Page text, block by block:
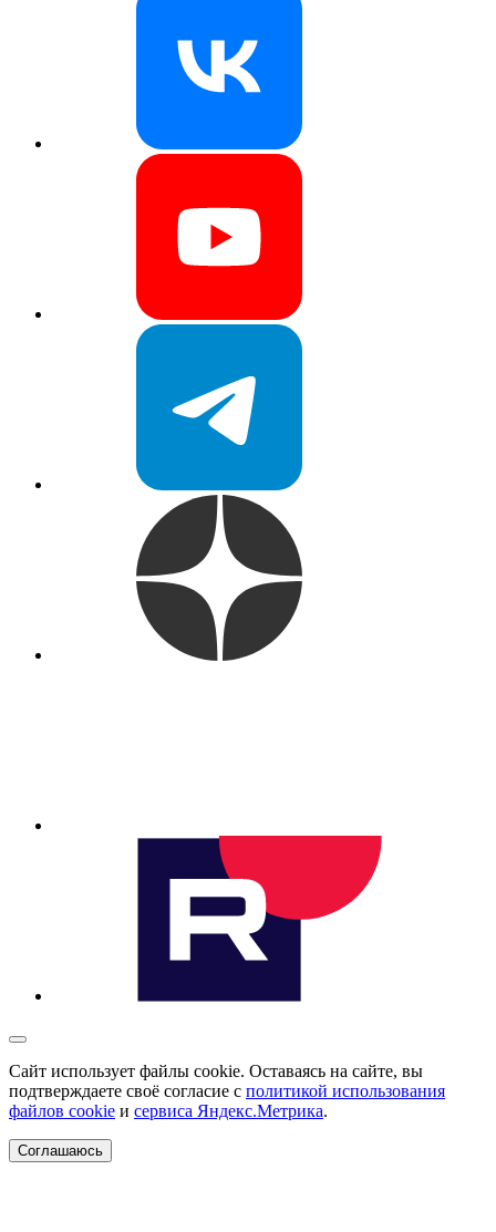
Сайт использует файлы cookie. Оставаясь на сайте, вы
подтверждаете своё согласие с политикой использования
файлов cookie и сервиса Яндекс.Метрика.
Соглашаюсь